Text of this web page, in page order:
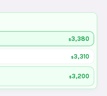
$3,380
$3,310
$3,200